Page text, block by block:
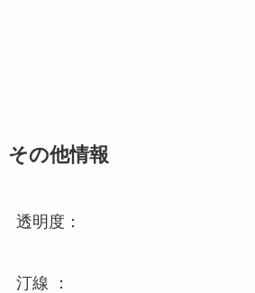
その他情報
透明度：
汀線 ：